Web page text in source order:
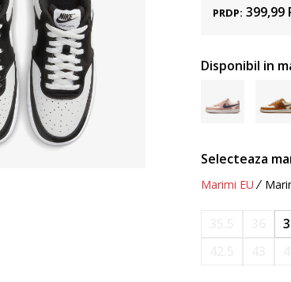
PRDP: 399,99
Disponibil in
Selecteaza
Marimi EU